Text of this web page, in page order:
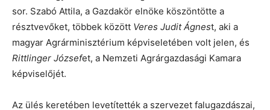
sor. Szabó Attila, a Gazdakör elnöke köszöntötte a
résztvevőket, többek között Veres Judit Ágnest, aki a
magyar Agrárminisztérium képviseletében volt jelen, és
Rittlinger Józsefet, a Nemzeti Agrárgazdasági Kamara
képviselőjét.
Az ülés keretében levetítették a szervezet falugazdászai,